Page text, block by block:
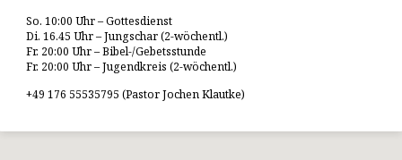
So. 10:00 Uhr – Gottesdienst
Di. 16.45 Uhr – Jungschar (2-wöchentl.)
Fr. 20:00 Uhr – Bibel-/Gebetsstunde
Fr. 20:00 Uhr – Jugendkreis (2-wöchentl.)
+49 176 55535795 (Pastor Jochen Klautke)